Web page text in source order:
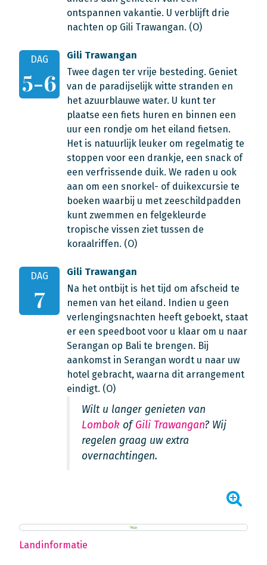
ontspannen vakantie. U verblijft drie
nachten op Gili Trawangan. (O)
DAG
5-6
Gili Trawangan
Twee dagen ter vrije besteding. Geniet
van de paradijselijk witte stranden en
het azuurblauwe water. U kunt ter
plaatse een fiets huren en binnen een
uur een rondje om het eiland fietsen.
Het is natuurlijk leuker om regelmatig te
stoppen voor een drankje, een snack of
een verfrissende duik. We raden u ook
aan om een snorkel- of duikexcursie te
boeken waarbij u met zeeschildpadden
kunt zwemmen en felgekleurde
tropische vissen ziet tussen de
koraalriffen. (O)
DAG
7
Gili Trawangan
Na het ontbijt is het tijd om afscheid te
nemen van het eiland. Indien u geen
verlengingsnachten heeft geboekt, staat
er een speedboot voor u klaar om u naar
Serangan op Bali te brengen. Bij
aankomst in Serangan wordt u naar uw
hotel gebracht, waarna dit arrangement
eindigt. (O)
Wilt u langer genieten van
Lombok ofGili Trawangan? Wij
regelen graag uw extra
overnachtingen.
Landinformatie